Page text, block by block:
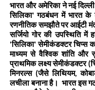
भारत और अमेरिका ने नई
सिलिका' गठबंधन में भारत के
रणनीतिक समझौते पर आईटी
सर्जियो गोर की उपस्थिति
'सिलिका' सेमीकंडक्टर चिप्स
माध्यम से वैश्विक शांति और
प्राथमिक लक्ष्य सेमीकंडक्टर
मिनरल्स (जैसे लिथियम,
लचीला बनाना है। भारत इस